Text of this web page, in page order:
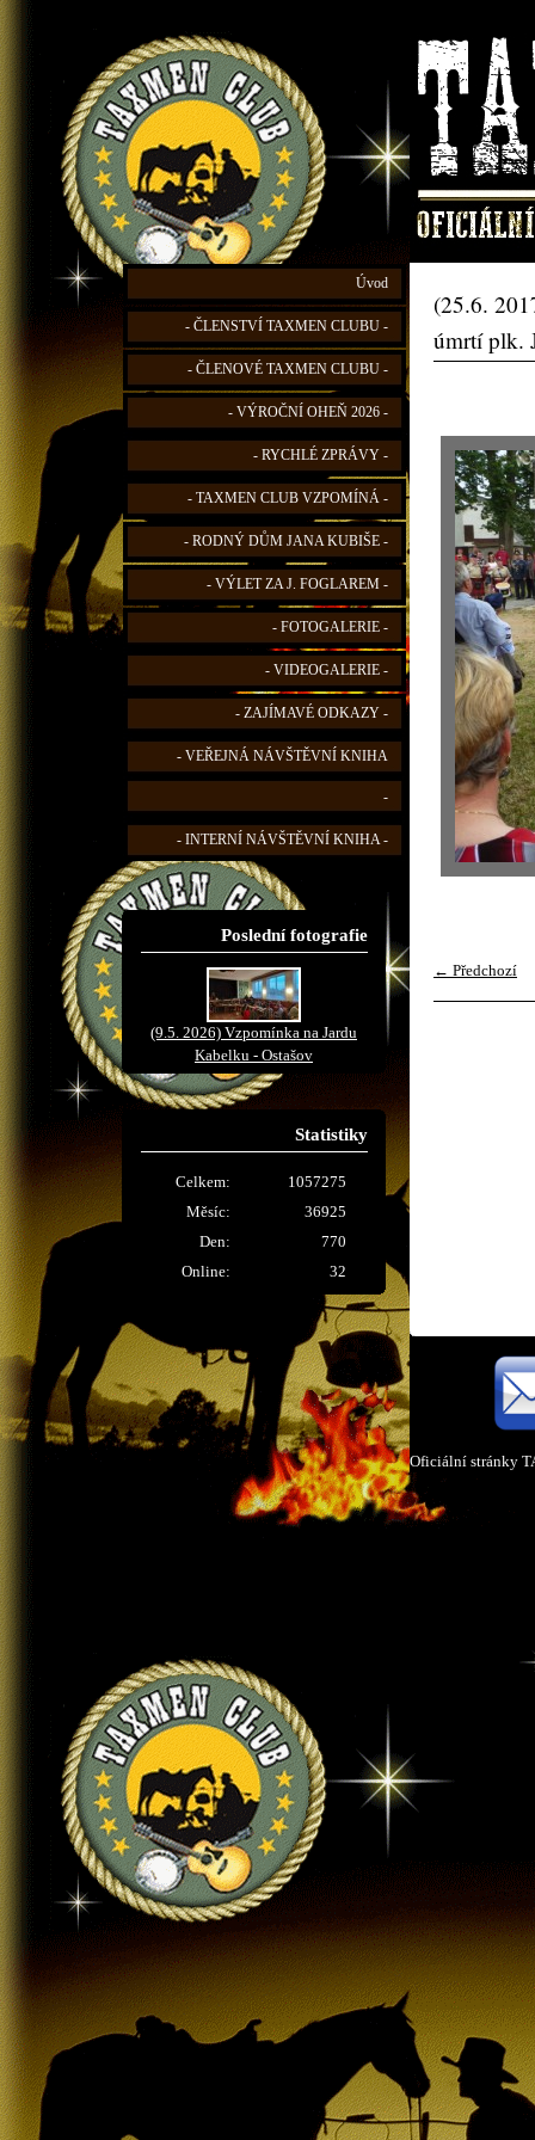
Úvod
- ČLENSTVÍ TAXMEN CLUBU -
- ČLENOVÉ TAXMEN CLUBU -
- VÝROČNÍ OHEŇ 2026 -
- RYCHLÉ ZPRÁVY -
- TAXMEN CLUB VZPOMÍNÁ -
- RODNÝ DŮM JANA KUBIŠE -
- VÝLET ZA J. FOGLAREM -
- FOTOGALERIE -
- VIDEOGALERIE -
- ZAJÍMAVÉ ODKAZY -
- VEŘEJNÁ NÁVŠTĚVNÍ KNIHA
-
- INTERNÍ NÁVŠTĚVNÍ KNIHA -
Poslední fotografie
(9.5. 2026) Vzpomínka na Jardu
Kabelku - Ostašov
Statistiky
Online: 32
Celkem:
1057275
Měsíc:
36925
Den:
770
(25.6.
úmrtí plk.
← Předchozí
Oficiální stránky